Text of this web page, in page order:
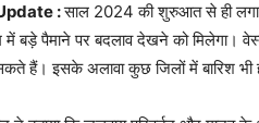
:साल 2024 की शुरुआत से ही
में बड़े पैमाने पर बदलाव देखने को मिलेगा।
हैं। इसके अलावा कुछ जिलों में बारिश भी